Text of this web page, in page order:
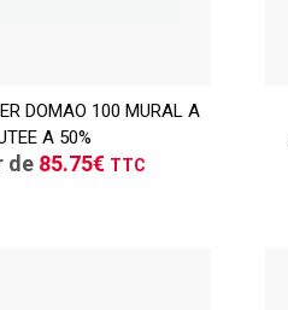
DOMAO 100 MURAL A
A 50%
de 85.75€ TTC
de devis